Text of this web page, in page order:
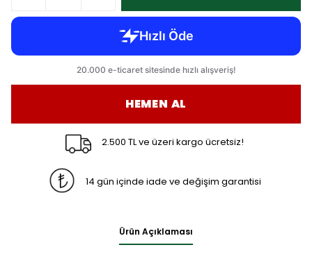
HEMEN AL
2.500 TL ve üzeri kargo ücretsiz!
14 gün içinde iade ve değişim garantisi
Ürün Açıklaması